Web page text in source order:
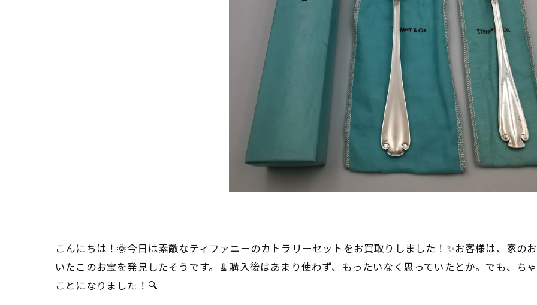
こんにちは！🌞今日は素敵なティファニーのカトラリーセットをお買取りしました！✨お客様は、家の
いたこのお宝を発見したそうです。🧹購入後はあまり使わず、もったいなく思っていたとか。でも、ち
ことになりました！🔍